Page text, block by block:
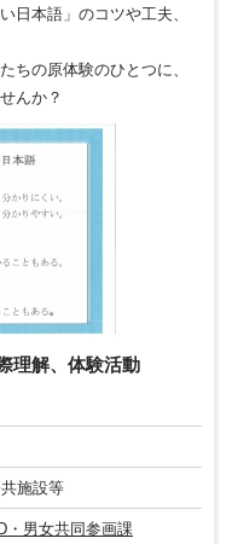
日本語」のコツや工夫、
ちの原体験のひとつに、
んか？
理解、体験活動
施設等
・男女共同参画課